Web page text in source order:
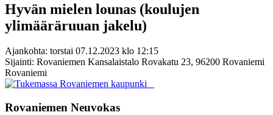
Hyvän mielen lounas (koulujen
ylimääräruuan jakelu)
Ajankohta: torstai 07.12.2023 klo 12:15
Sijainti: Rovaniemen Kansalaistalo Rovakatu 23, 96200 Rovaniemi
Rovaniemi
Rovaniemen Neuvokas